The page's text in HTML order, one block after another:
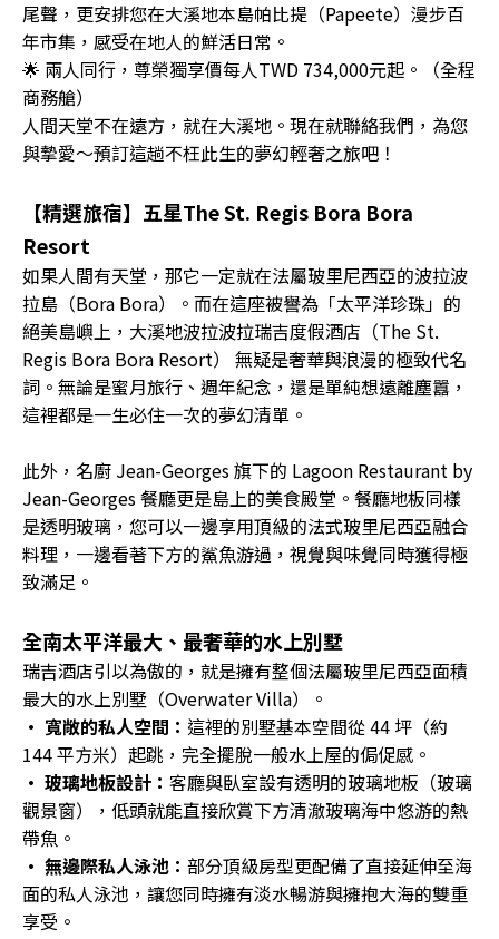
尾聲，更安排您在大溪地本島帕比提（Papeete）漫步百
年市集，感受在地人的鮮活日常。
🌟 兩人同行，尊榮獨享價每人TWD 734,000元起。（全程
商務艙）
人間天堂不在遠方，就在大溪地。現在就聯絡我們，為您
與摯愛～預訂這趟不枉此生的夢幻輕奢之旅吧！
【精選旅宿】五星The St. Regis Bora Bora
Resort
如果人間有天堂，那它一定就在法屬玻里尼西亞的波拉波
拉島（Bora Bora）。而在這座被譽為「太平洋珍珠」的
絕美島嶼上，大溪地波拉波拉瑞吉度假酒店（The St.
Regis Bora Bora Resort） 無疑是奢華與浪漫的極致代名
詞。無論是蜜月旅行、週年紀念，還是單純想遠離塵囂，
這裡都是一生必住一次的夢幻清單。
此外，名廚 Jean-Georges 旗下的 Lagoon Restaurant by
Jean-Georges 餐廳更是島上的美食殿堂。餐廳地板同樣
是透明玻璃，您可以一邊享用頂級的法式玻里尼西亞融合
料理，一邊看著下方的鯊魚游過，視覺與味覺同時獲得極
致滿足。
全南太平洋最大、最奢華的水上別墅
瑞吉酒店引以為傲的，就是擁有整個法屬玻里尼西亞面積
最大的水上別墅（Overwater Villa）。
• 寬敞的私人空間： 這裡的別墅基本空間從 44 坪（約
144 平方米）起跳，完全擺脫一般水上屋的侷促感。
• 玻璃地板設計： 客廳與臥室設有透明的玻璃地板（玻璃
觀景窗），低頭就能直接欣賞下方清澈玻璃海中悠游的熱
帶魚。
• 無邊際私人泳池： 部分頂級房型更配備了直接延伸至海
面的私人泳池，讓您同時擁有淡水暢游與擁抱大海的雙重
享受。